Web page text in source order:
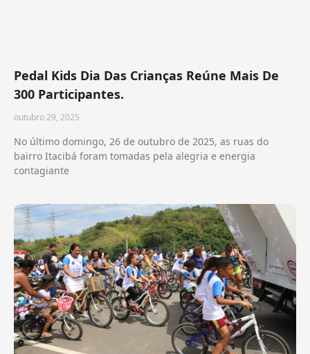
Pedal Kids Dia Das Crianças Reúne Mais De
300 Participantes.
outubro 29, 2025
No último domingo, 26 de outubro de 2025, as ruas do
bairro Itacibá foram tomadas pela alegria e energia
contagiante